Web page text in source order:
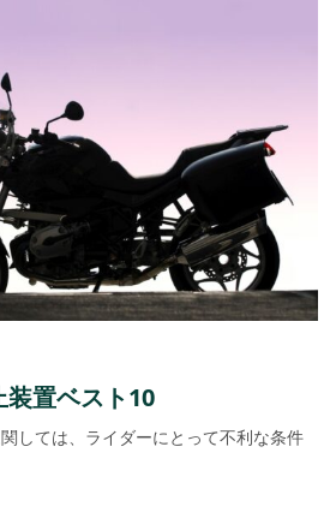
置ベスト10
しては、ライダーにとって不利な条件